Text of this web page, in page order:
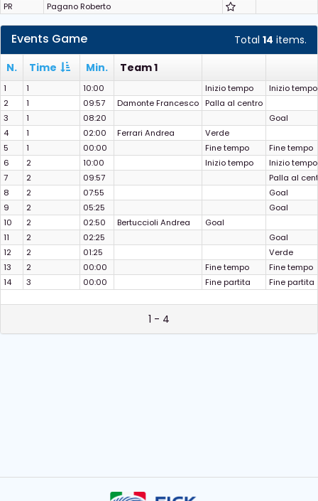
PR
Pagano Roberto
Total 14 items.
Events Game
N. Time Min. Team 1
1 1 10:00 Inizio tempo
Inizio tempo
2
1 09:57 Damonte Francesco Palla al centro
3
1 08:20
Goal
4
1 02:00 Ferrari Andrea
Verde
5
1 00:00 Fine tempo
Fine tempo
6
2 10:00 Inizio tempo
Inizio tempo
7
2 09:57
Palla al
8
2 07:55
Goal
9
2 05:25
Goal
10
2 02:50 Bertuccioli Andrea
Goal
11
2 02:25
Goal
12
2 01:25
Verde
13
2 00:00 Fine tempo
Fine tempo
14
3 00:00 Fine partita Fine partita
1 - 4